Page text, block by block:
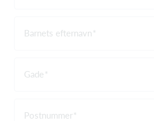
Barnets efternavn
Gade
Postnummer